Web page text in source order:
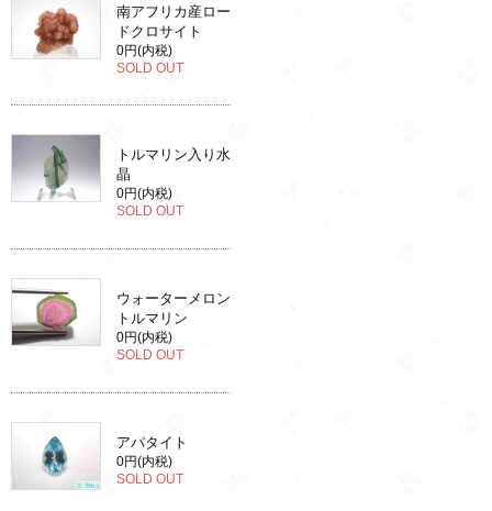
南アフリカ産ロー
ドクロサイト
0円(内税)
SOLD OUT
トルマリン入り水
晶
0円(内税)
SOLD OUT
ウォーターメロン
トルマリン
0円(内税)
SOLD OUT
アパタイト
0円(内税)
SOLD OUT